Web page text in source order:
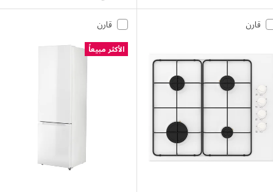
قارن قارن
الأكثر مبيعاً